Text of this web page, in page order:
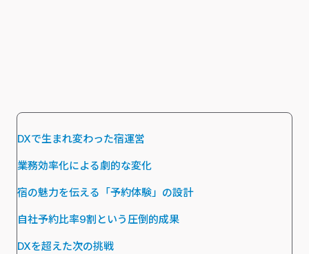
DXで生まれ変わった宿運営
業務効率化による劇的な変化
宿の魅力を伝える「予約体験」の設計
自社予約比率9割という圧倒的成果
DXを超えた次の挑戦